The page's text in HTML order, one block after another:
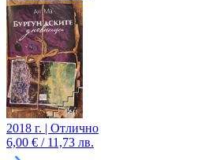
2018 г. | Отлично
6,00 € / 11,73 лв.